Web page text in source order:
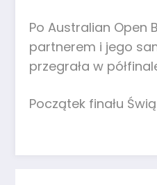
Po Australian Open
partnerem i jego
przegrała w
Początek finału